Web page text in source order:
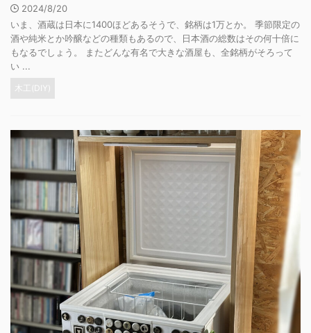
2024/8/20
いま、酒蔵は日本に1400ほどあるそうで、銘柄は1万とか。 季節限定の
酒や純米とか吟醸などの種類もあるので、日本酒の総数はその何十倍に
もなるでしょう。 またどんな有名で大きな酒屋も、全銘柄がそろって
い ...
木工(DIY)